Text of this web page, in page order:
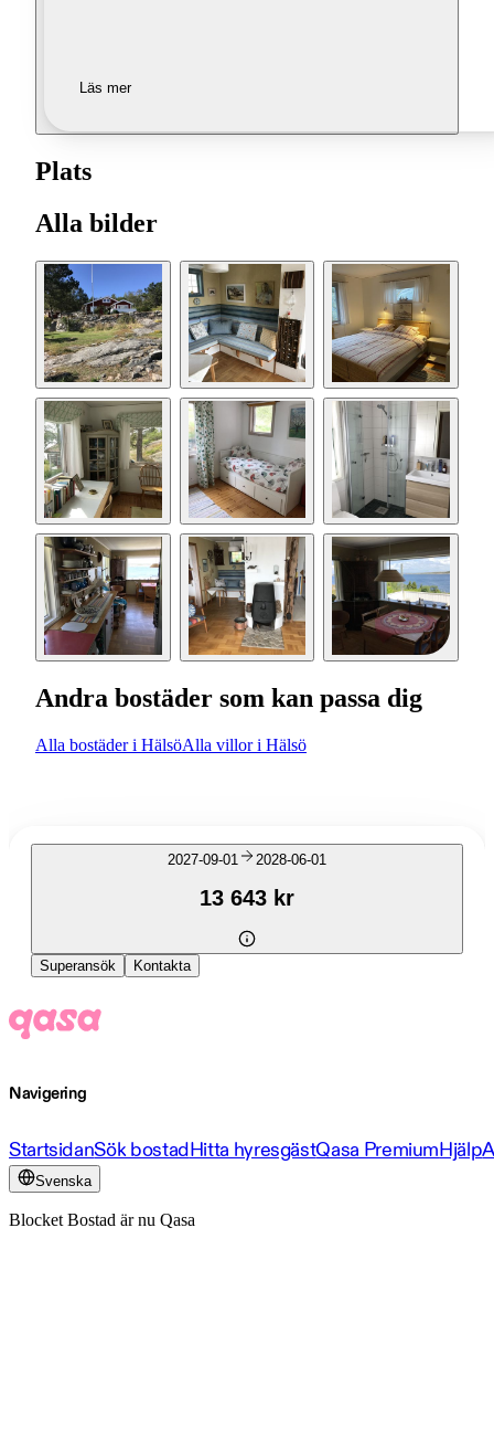
Läs mer
Plats
Alla bilder
Andra bostäder som kan passa dig
Alla bostäder i HälsöAlla villor i Hälsö
2027-09-01 2028-06-01
13 643 kr
Superansök Kontakta
Navigering
StartsidanSök bostadHitta hyresgästQasa PremiumHjälp
Svenska
Blocket Bostad är nu Qasa